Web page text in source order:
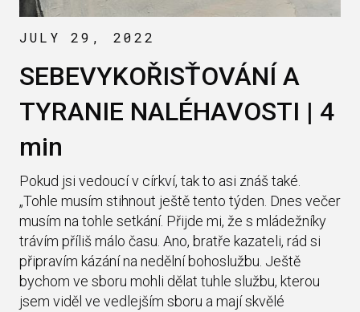
JULY 29, 2022
SEBEVYKOŘISŤOVÁNÍ A
TYRANIE NALÉHAVOSTI | 4
min
Pokud jsi vedoucí v církví, tak to asi znáš také.
„Tohle musím stihnout ještě tento týden. Dnes večer
musím na tohle setkání. Přijde mi, že s mládežníky
trávím příliš málo času. Ano, bratře kazateli, rád si
připravím kázání na nedělní bohoslužbu. Ještě
bychom ve sboru mohli dělat tuhle službu, kterou
jsem viděl ve vedlejším sboru a mají skvělé